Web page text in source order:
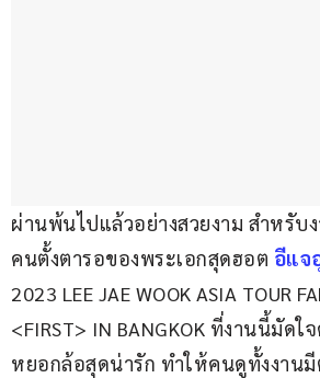
ผ่านพ้นไปแล้วอย่างสวยงาม สำหรั
คนตั้งตารอของพระเอกสุดฮอต อีแจ
2023 LEE JAE WOOK ASIA TOUR
<FIRST> IN BANGKOK ที่งานนี้มัด
หยอกล้อสุดน่ารัก ทำให้คนดูทั้งงานมี